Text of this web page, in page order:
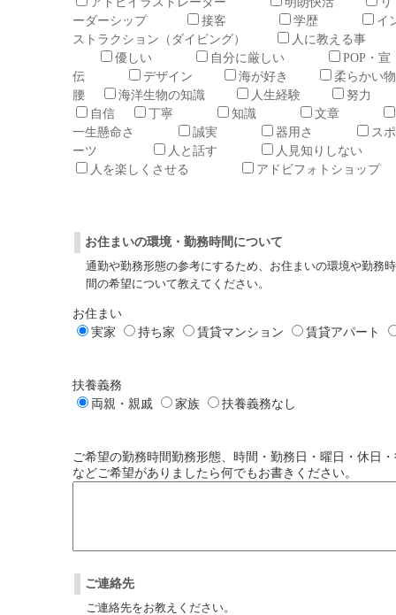
ーダーシップ
接客 学歴
イ
ストラクション（ダイビング）
人に教える事
優しい
自分に厳しい
POP・宣
伝
デザイン 海が好き
柔らかい物
腰
海洋生物の知識 人生経験
努力
自信
丁寧 知識
文章
一生懸命さ
誠実 器用さ
スポ
ーツ
人と話す
人見知りしな
人を楽しくさせる
アドビフォトショップ
お住まいの環境・勤務時間について
通勤や勤務形態の参考にするため、お住まいの環境や勤務時
間の希望について教えてください。
お住まい
実家
持ち家 賃貸マンション 賃貸アパート
扶養義務
両親・親戚
家族 扶養義務なし
ご希望の勤務時間勤務形態、時間・勤務日・曜日・休日
などご希望がありましたら何でもお書きください。
ご連絡先
ご連絡先をお教えください。